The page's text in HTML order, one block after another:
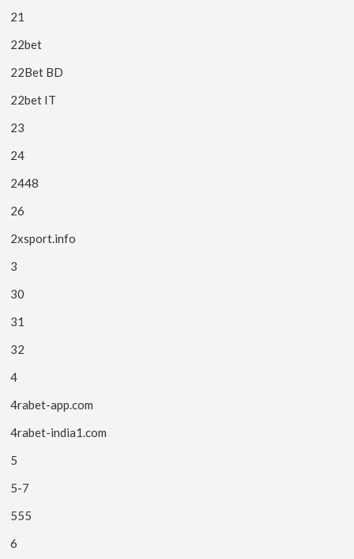
21
22bet
22Bet BD
22bet IT
23
24
2448
26
2xsport.info
3
30
31
32
4
4rabet-app.com
4rabet-india1.com
5
5-7
555
6